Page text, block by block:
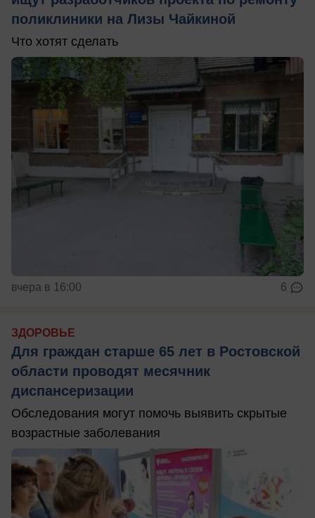
поликлиники на Лизы Чайкиной
Что хотят сделать
вчера в 16:00 6
ЗДОРОВЬЕ
Для граждан старше 65 лет в Ростовской
области проводят месячник
диспансеризации
Обследования могут помочь выявить скрытые
возрастные заболевания